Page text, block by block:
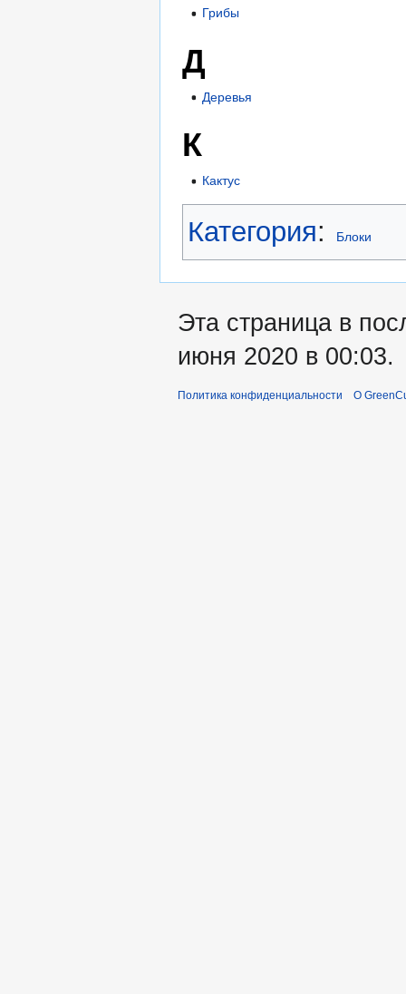
Грибы
Д
Деревья
К
Кактус
Категория: Блоки
Эта страница в
июня 2020 в 00:03.
Политика конфиденциальности О